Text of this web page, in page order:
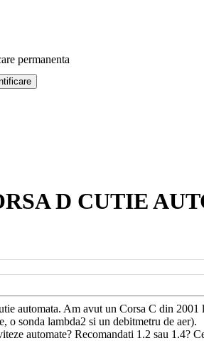
permanenta
D CUTIE
automata. Am avut un Corsa C din
o sonda lambda2 si un debitmetru de aer).
automate? Recomandati 1.2 sau 1.4?